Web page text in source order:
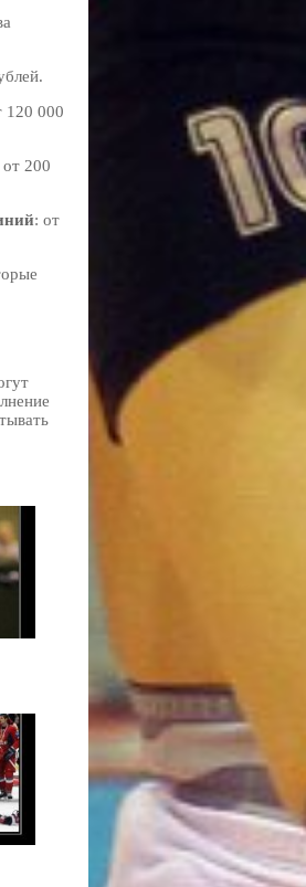
120 000
от 200
: от